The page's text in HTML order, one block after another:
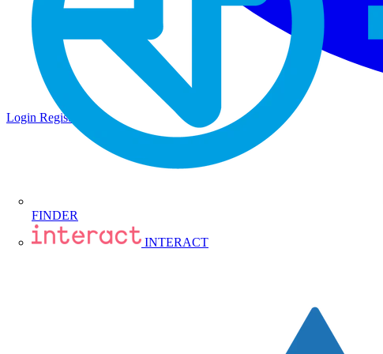
FINDER
INTERACT
Login Registrati